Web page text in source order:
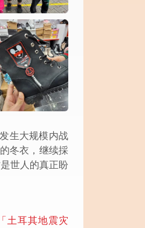
生大规模内战
冬衣，继续採
世人的真正盼
土耳其地震灾